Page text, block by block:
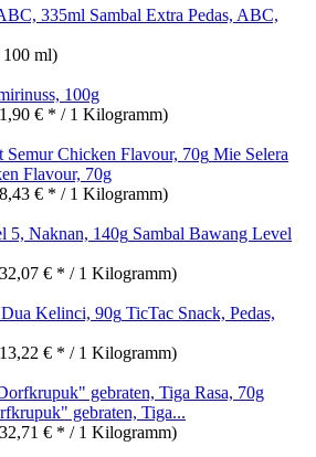
Sambal Extra Pedas, ABC,
ml)
100g
€ * / 1 Kilogramm)
Mie Selera
Flavour, 70g
€ * / 1 Kilogramm)
Sambal Bawang Level
€ * / 1 Kilogramm)
TicTac Snack, Pedas,
€ * / 1 Kilogramm)
gebraten, Tiga...
€ * / 1 Kilogramm)